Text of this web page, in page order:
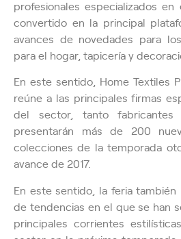
profesionales especializados
convertido en la principal
avances de novedades para
para el hogar, tapicería y
En este sentido, Home Textiles
reúne a las principales firmas
del sector, tanto
presentarán más de 200
colecciones de la temporada
avance de 2017.
En este sentido, la feria
de tendencias en el que se han
principales corrientes